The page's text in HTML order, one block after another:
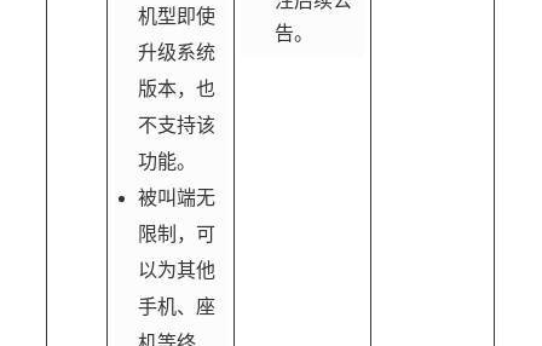
机型即使
升级系统
版本，也
不支持该
功能。
被叫端无
限制，可
以为其他
手机、座
告。